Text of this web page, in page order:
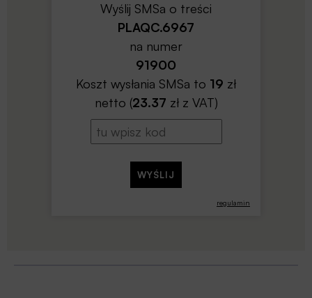
regulamin
Wyślij SMSa o treści
PLAQC.6967
na numer
91900
Koszt wysłania SMSa to 19 zł
netto (23.37 zł z VAT)